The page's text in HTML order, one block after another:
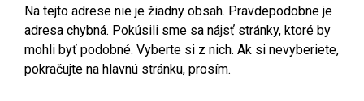
Na tejto adrese nie je žiadny obsah. Pravdepodobne je
adresa chybná. Pokúsili sme sa nájsť stránky, ktoré by
mohli byť podobné. Vyberte si z nich. Ak si nevyberiete,
pokračujte na hlavnú stránku, prosím.